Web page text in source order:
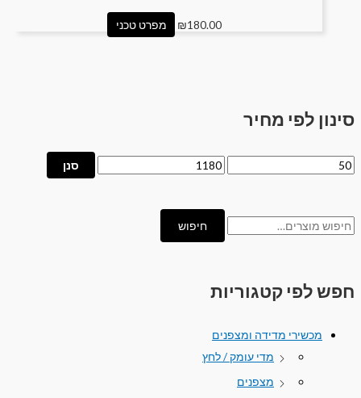
סינון לפי מחיר
סנן
חיפוש
חפש לפי קטגוריות
מכשירי מדידה ומצפנים
מדי עומק / לחץ
מצפנים
₪180.00 מפרט טכני